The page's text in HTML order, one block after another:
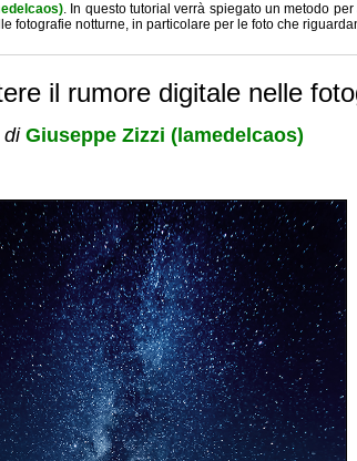
. In questo tutorial verrà spiegato un metodo
fotografie notturne, in particolare per le foto che
il rumore digitale nelle
di Giuseppe Zizzi (lamedelcaos)